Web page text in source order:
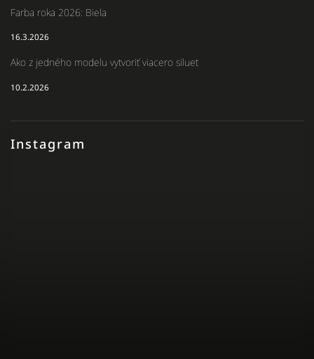
Instagram
Farba roka 2026: Biela
16.3.2026
Ako z jedného modelu vytvoriť viacero siluet
10.2.2026